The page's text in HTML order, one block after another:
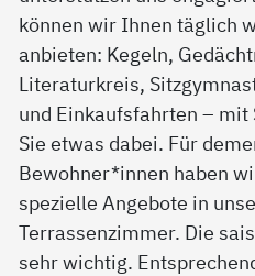
können wir Ihnen täglich
anbieten: Kegeln,
Literaturkreis,
und Einkaufsfahrten –
Sie etwas dabei. Für
Bewohner*innen haben
spezielle Angebote in
Terrassenzimmer. Die
sehr wichtig.